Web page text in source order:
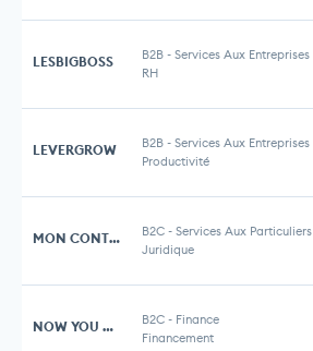
LESBIGBOSS B2B - Services Aux Entreprises
RH
LEVERGROW B2B - Services Aux Entreprises
Productivité
MON CONTRAT DE LOCATION B2C - Services Aux Particuliers
Juridique
NOW YOU KNOW B2C - Finance
Financement